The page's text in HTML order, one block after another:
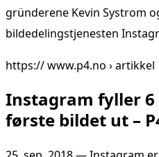
gründerene Kevin Systrom
bildedelingstjenesten
https:// www.p4.no › artikkel
Instagram fyller 6
første bildet ut –